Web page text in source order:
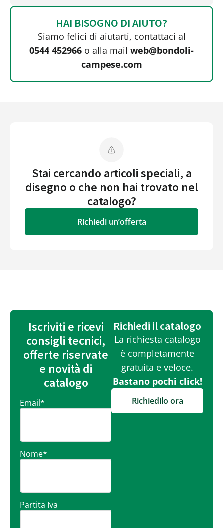
HAI BISOGNO DI AIUTO?
Siamo felici di aiutarti, contattaci al
0544 452966 o alla mail web@bondoli-
campese.com
Stai cercando articoli speciali, a
disegno o che non hai trovato nel
catalogo?
Richiedi un’offerta
Iscriviti e ricevi
consigli tecnici,
offerte riservate
e novità di
catalogo
Email*
Nome*
Partita Iva
Richiedi il catalogo
La richiesta catalogo
è completamente
gratuita e veloce.
Bastano pochi click!
Richiedilo ora